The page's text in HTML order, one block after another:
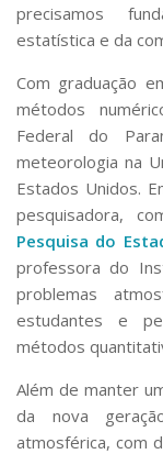
precisamos
estatística e da
Com graduação
métodos
Federal do
meteorologia na
Estados Unidos.
pesquisadora,
Pesquisa do
professora do
problemas
estudantes e
métodos
Além de manter
da nova
atmosférica, com